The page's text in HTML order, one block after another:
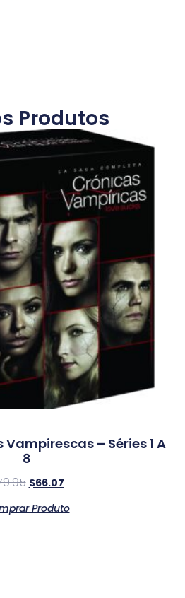
Produtos
Vampirescas – Séries 1 A
8
$66.07
Produto